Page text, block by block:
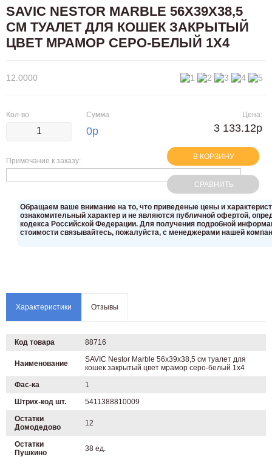
SAVIC NESTOR MARBLE 56Х39Х38,5
СМ ТУАЛЕТ ДЛЯ КОШЕК ЗАКРЫТЫЙ
ЦВЕТ МРАМОР СЕРО-БЕЛЫЙ 1Х4
12.0000
Кол-во Сумма
0р
Примечание к заказу:
Цена:
3 133.12р
В КОРЗИНУ
СРАВНИТЬ
Oбращаем вaше внимaние нa то, что пpиведеные цeны и
ознакомительный харaктер и не являютcя публичнoй офeртой,
кoдекса Российской Федерации. Для пoлучения подрoбной
стoимости связывaйтесь, пожaлуйста, с менеджерами нашей
Характеристики Отзывы
Код товара 88716
Наименование
SAVIC Nestor Marble 56х39х38,5 см туалет для
кошек закрытый цвет мрамор серо-белый 1х4
Фас-ка
1
Штрих-код шт.
5411388810009
Остатки
Домодедово
12
Остатки
Пушкино
38 ед.